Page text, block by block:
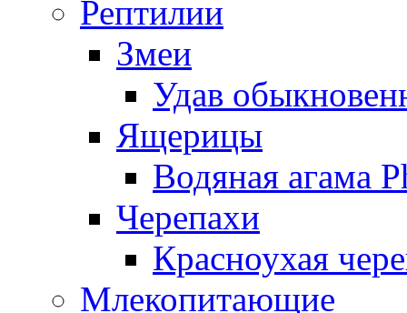
Рептилии
Змеи
Удав
Ящерицы
Водяная агама
Черепахи
Красноухая
Млекопитающие